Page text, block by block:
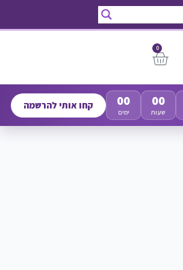
0
00
ימים
00
שעות
קחו אותי להרשמה